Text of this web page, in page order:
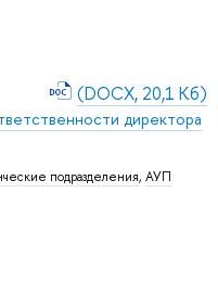
директора
подразделения, АУП
(DOCX, 20,1 Кб)